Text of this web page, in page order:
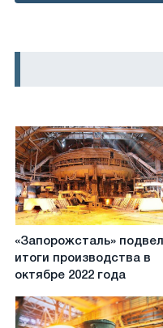
«Запорожсталь»
подвела
итоги
производства
в
октябре
«Запорожсталь»
итоги производства в
октябре 2022 года